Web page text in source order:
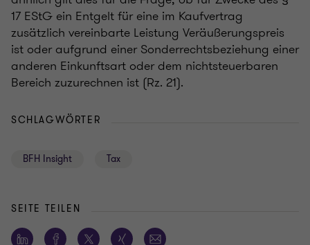
17 EStG ein Entgelt für eine im Kaufvertrag
zusätzlich vereinbarte Leistung Veräußerungspreis
ist oder aufgrund einer Sonderrechtsbeziehung einer
anderen Einkunftsart oder dem nichtsteuerbaren
Bereich zuzurechnen ist (Rz. 21).
SCHLAGWÖRTER
BFH Insight Tax
SEITE TEILEN